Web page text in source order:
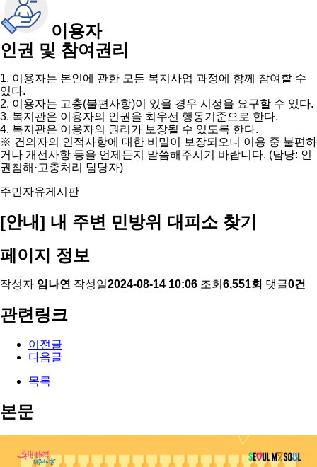
이용자
인권 및 참여권리
1. 이용자는 본인에 관한 모든 복지사업 과정에 함께 참여할 수
있다.
2. 이용자는 고충(불편사항)이 있을 경우 시정을 요구할 수 있다.
3. 복지관은 이용자의 인권을 최우선 행동기준으로 한다.
4. 복지관은 이용자의 권리가 보장될 수 있도록 한다.
※ 건의자의 인적사항에 대한 비밀이 보장되오니 이용 중 불편하
거나 개선사항 등을 언제든지 말씀해주시기 바랍니다. (담당: 인
권침해·고충처리 담당자)
주민자유게시판
[안내] 내 주변 민방위 대피소 찾기
페이지 정보
작성자 임나연 작성일2024-08-14 10:06 조회 6,551회 댓글0건
관련링크
이전글
다음글
목록
본문